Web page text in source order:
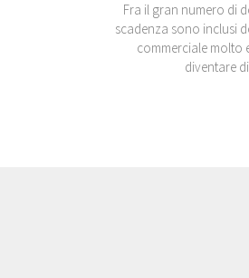
Fra il gran numero di
scadenza sono inclusi
commerciale molto
diventare